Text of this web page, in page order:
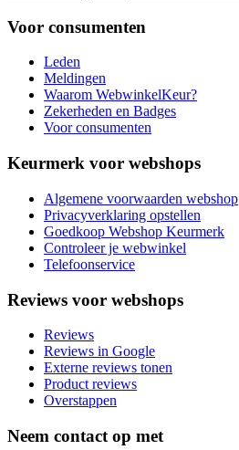
Voor consumenten
Leden
Meldingen
Waarom WebwinkelKeur?
Zekerheden en Badges
Voor consumenten
Keurmerk voor webshops
Algemene voorwaarden webshop
Privacyverklaring opstellen
Goedkoop Webshop Keurmerk
Controleer je webwinkel
Telefoonservice
Reviews voor webshops
Reviews
Reviews in Google
Externe reviews tonen
Product reviews
Overstappen
Neem contact op met